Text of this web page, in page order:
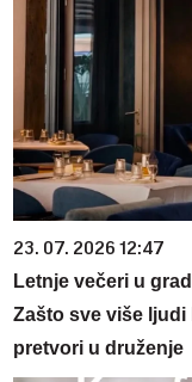
23. 07. 2026 12:47
Letnje večeri u
Zašto sve više
pretvori u druženje